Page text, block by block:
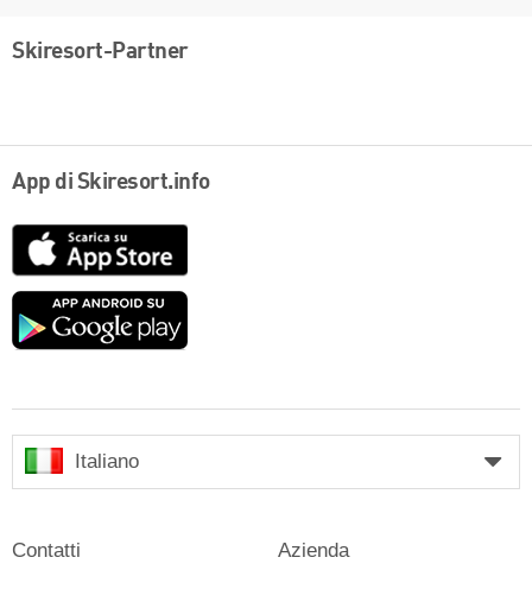
Skiresort-Partner
App di Skiresort.info
Google
Italiano
Contatti Azienda